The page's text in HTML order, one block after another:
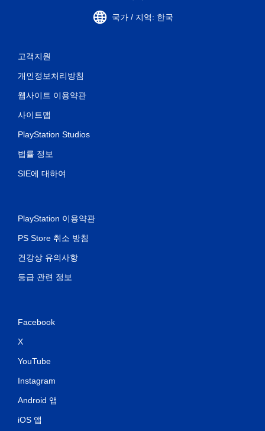
국가 / 지역: 한국
고객지원
개인정보처리방침
웹사이트 이용약관
사이트맵
PlayStation Studios
법률 정보
SIE에 대하여
PlayStation 이용약관
PS Store 취소 방침
건강상 유의사항
등급 관련 정보
Facebook
X
YouTube
Instagram
Android 앱
iOS 앱